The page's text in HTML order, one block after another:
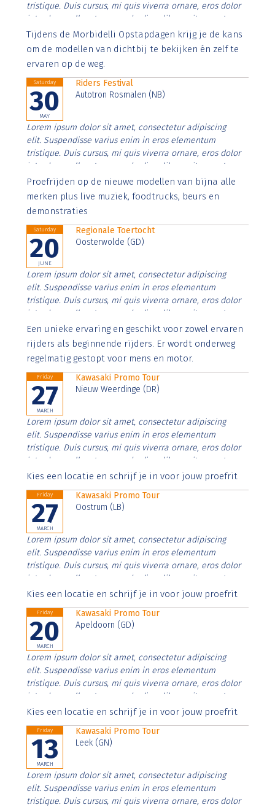
tristique. Duis cursus, mi quis viverra ornare, eros dolor
interdum nulla, ut commodo diam libero vitae erat.
Aenean faucibus nibh et justo cursus id rutrum lorem
imperdiet. Nunc ut sem vitae risus tristique posuere.
Tijdens de Morbidelli Opstapdagen krijg je de kans
om de modellen van dichtbij te bekijken én zelf te
ervaren op de weg.
Saturday
30
MAY
Riders Festival
Autotron Rosmalen (NB)
Lorem ipsum dolor sit amet, consectetur adipiscing
elit. Suspendisse varius enim in eros elementum
tristique. Duis cursus, mi quis viverra ornare, eros dolor
interdum nulla, ut commodo diam libero vitae erat.
Aenean faucibus nibh et justo cursus id rutrum lorem
imperdiet. Nunc ut sem vitae risus tristique posuere.
Proefrijden op de nieuwe modellen van bijna alle
merken plus live muziek, foodtrucks, beurs en
demonstraties
Saturday
20
JUNE
Regionale Toertocht
Oosterwolde (GD)
Lorem ipsum dolor sit amet, consectetur adipiscing
elit. Suspendisse varius enim in eros elementum
tristique. Duis cursus, mi quis viverra ornare, eros dolor
interdum nulla, ut commodo diam libero vitae erat.
Aenean faucibus nibh et justo cursus id rutrum lorem
imperdiet. Nunc ut sem vitae risus tristique posuere.
Een unieke ervaring en geschikt voor zowel ervaren
rijders als beginnende rijders. Er wordt onderweg
regelmatig gestopt voor mens en motor.
Friday
27
MARCH
Kawasaki Promo Tour
Nieuw Weerdinge (DR)
Lorem ipsum dolor sit amet, consectetur adipiscing
elit. Suspendisse varius enim in eros elementum
tristique. Duis cursus, mi quis viverra ornare, eros dolor
interdum nulla, ut commodo diam libero vitae erat.
Aenean faucibus nibh et justo cursus id rutrum lorem
Kies een locatie en schrijf je in voor jouw proefrit
Friday
27
MARCH
Kawasaki Promo Tour
Oostrum (LB)
Lorem ipsum dolor sit amet, consectetur adipiscing
elit. Suspendisse varius enim in eros elementum
tristique. Duis cursus, mi quis viverra ornare, eros dolor
interdum nulla, ut commodo diam libero vitae erat.
Aenean faucibus nibh et justo cursus id rutrum lorem
Kies een locatie en schrijf je in voor jouw proefrit
Friday
20
MARCH
Kawasaki Promo Tour
Apeldoorn (GD)
Lorem ipsum dolor sit amet, consectetur adipiscing
elit. Suspendisse varius enim in eros elementum
tristique. Duis cursus, mi quis viverra ornare, eros dolor
interdum nulla, ut commodo diam libero vitae erat.
Aenean faucibus nibh et justo cursus id rutrum lorem
Kies een locatie en schrijf je in voor jouw proefrit
Friday
13
MARCH
Kawasaki Promo Tour
Leek (GN)
Lorem ipsum dolor sit amet, consectetur adipiscing
elit. Suspendisse varius enim in eros elementum
tristique. Duis cursus, mi quis viverra ornare, eros dolor